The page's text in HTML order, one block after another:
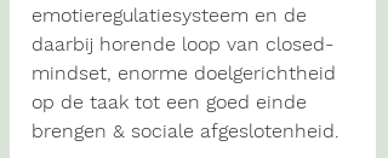
emotieregulatiesysteem en de
daarbij horende loop van closed-
mindset, enorme doelgerichtheid
op de taak tot een goed einde
brengen & sociale afgeslotenheid.